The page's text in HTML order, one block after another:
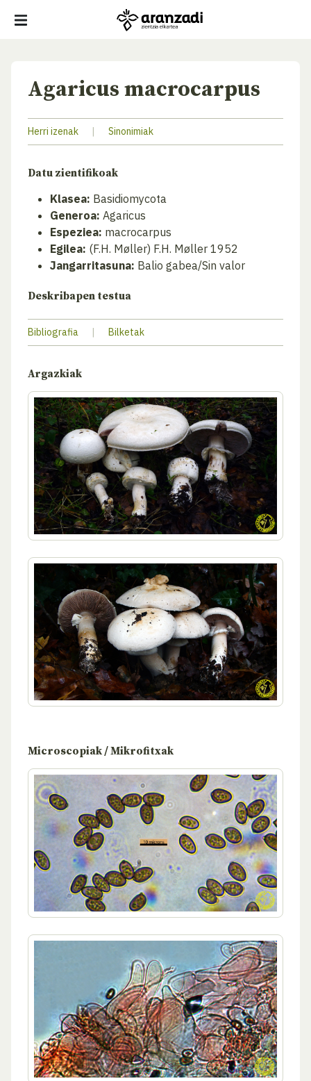
Agaricus macrocarpus
Herri izenak | Sinonimiak
Datu zientifikoak
Klasea: Basidiomycota
Generoa: Agaricus
Espeziea: macrocarpus
Egilea: (F.H. Møller) F.H. Møller 1952
Jangarritasuna: Balio gabea/Sin valor
Deskribapen testua
Bibliografia | Bilketak
Argazkiak
Microscopiak / Mikrofitxak